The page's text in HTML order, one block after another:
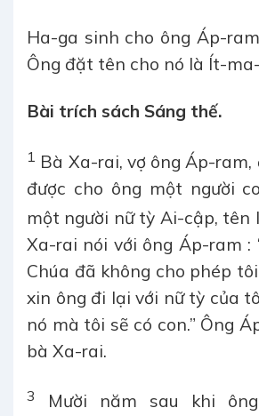
Ha-ga sinh cho ông Áp-
Ông đặt tên cho nó là Ít-
Bài trích sách Sáng thế.
1 Bà Xa-rai, vợ ông Áp-ram,
được cho ông một người
một người nữ tỳ Ai-cập, tên
Xa-rai nói với ông Áp-ram :
Chúa đã không cho phép
xin ông đi lại với nữ tỳ của
nó mà tôi sẽ có con.” Ông
bà Xa-rai.
3
Mười năm sau khi